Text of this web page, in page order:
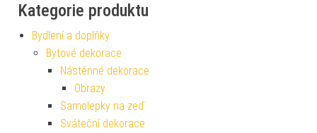
Kategorie produktu
Bydlení a doplňky
Bytové dekorace
Nástěnné dekorace
Obrazy
Samolepky na zeď
Sváteční dekorace